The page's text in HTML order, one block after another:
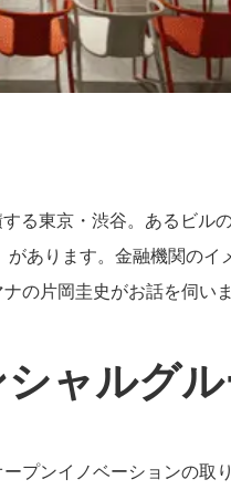
る東京・渋谷。あるビル
あります。金融機関の
の片岡圭史がお話を伺いま
ャルグ
プンイノベーションの取